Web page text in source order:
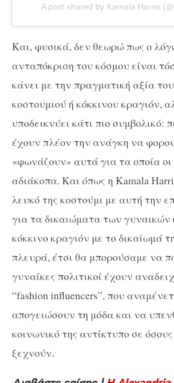
A post shared by Kamala Harris
Και, φυσικά, δεν θεωρώ πως ο
ανταπόκριση του κόσμου είναι
κάνει με την πραγματική αξία
κοστουμιού ή κόκκινου κραγιόν,
υποδεικνύει κάτι πιο συμβολικό:
έχουν πλέον την ανάγκη να
«φωνάζουν» αυτά για τα οποία οι
αδιάκοπα. Και όπως η Kamala
λευκό της κοστούμι με αυτή την
για τα δικαιώματα των γυναικών
κόκκινο κραγιόν με το δικαίωμά
πλευρά, έτσι θα μπορούσαμε να
γυναίκες πολιτικοί έχουν
“fashion influencers”, που
απογειώσουν τη μόδα και να
κοινωνικό της αντίκτυπο σε
ξεχνούν.